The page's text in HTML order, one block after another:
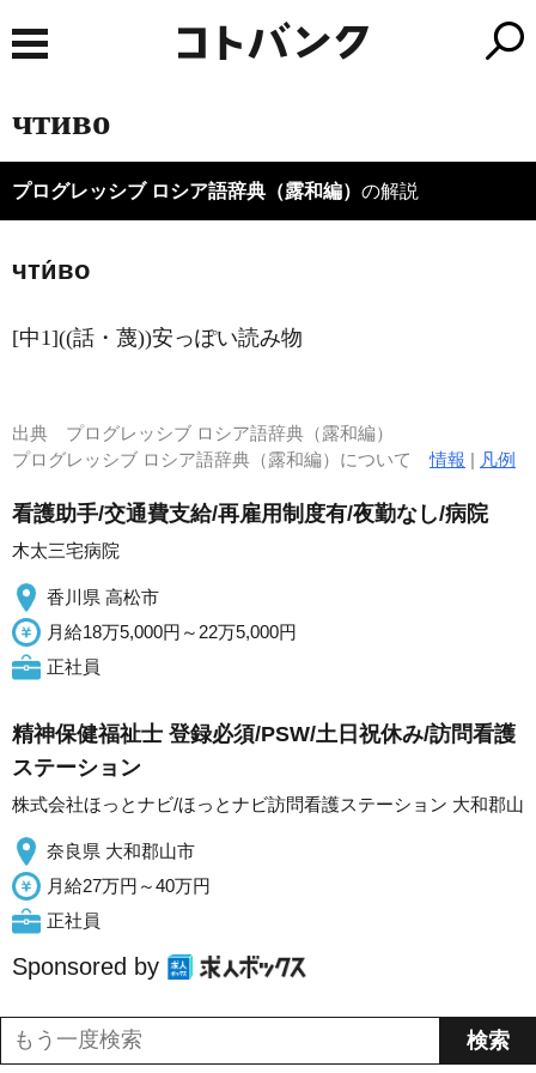
чтиво
プログレッシブ ロシア語辞典（露和編） の解説
чти́во
[中1]((話・蔑))安っぽい読み物
出典 プログレッシブ ロシア語辞典（露和編）
プログレッシブ ロシア語辞典（露和編）について情報 | 凡例
看護助手/交通費支給/再雇用制度有/夜勤なし/病院
木太三宅病院
香川県 高松市
月給18万5,000円～22万5,000円
正社員
精神保健福祉士 登録必須/PSW/土日祝休み/訪問看護
ステーション
株式会社ほっとナビ/ほっとナビ訪問看護ステーション 大和郡山
奈良県 大和郡山市
月給27万円～40万円
正社員
Sponsored by